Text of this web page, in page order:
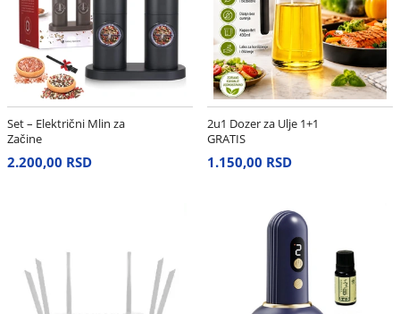
Set – Električni Mlin za
Začine
2.200,00 RSD
2u1 Dozer za Ulje 1+1
GRATIS
1.150,00 RSD